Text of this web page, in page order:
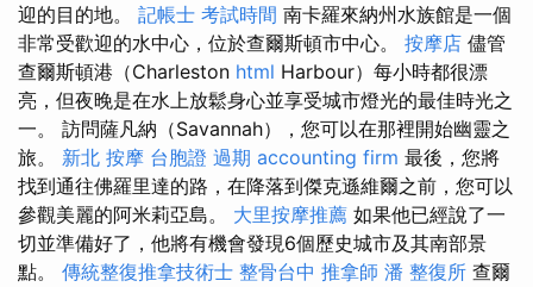
迎的目的地。 記帳士 考試時間 南卡羅來納州水族館是一個
非常受歡迎的水中心，位於查爾斯頓市中心。 按摩店 儘管
查爾斯頓港（Charleston html Harbour）每小時都很漂
亮，但夜晚是在水上放鬆身心並享受城市燈光的最佳時光之
一。 訪問薩凡納（Savannah），您可以在那裡開始幽靈之
旅。 新北 按摩 台胞證 過期 accounting firm 最後，您將
找到通往佛羅里達的路，在降落到傑克遜維爾之前，您可以
參觀美麗的阿米莉亞島。 大里按摩推薦 如果他已經說了一
切並準備好了，他將有機會發現6個歷史城市及其南部景
點。 傳統整復推拿技術士 整骨台中 推拿師 潘 整復所 查爾